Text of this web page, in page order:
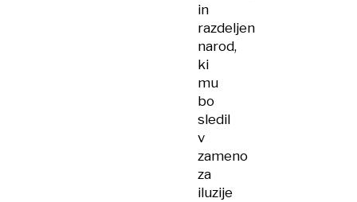
in
razdeljen
narod,
ki
mu
bo
sledil
v
zameno
za
iluzije